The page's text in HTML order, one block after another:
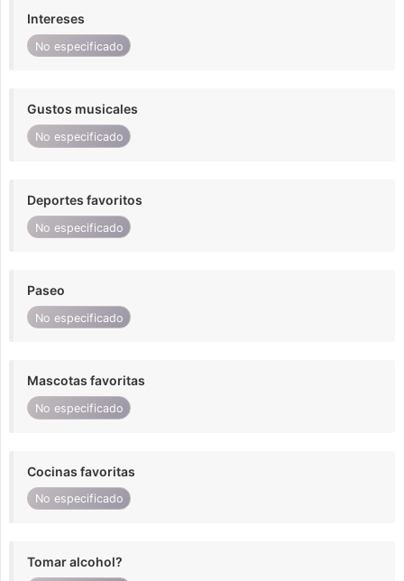
Intereses
No especificado
Gustos musicales
No especificado
Deportes favoritos
No especificado
Paseo
No especificado
Mascotas favoritas
No especificado
Cocinas favoritas
No especificado
Tomar alcohol?